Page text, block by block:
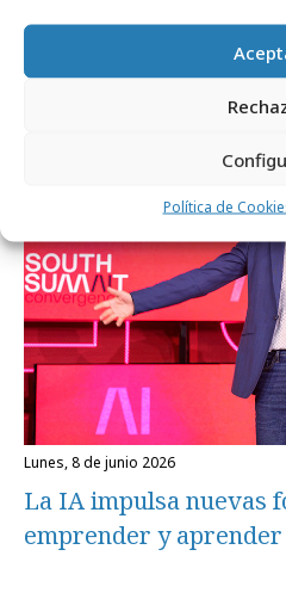
Política de
Volkswagen juega al
llegada de Mourinho
lunes, 8 de junio 2026
La IA impulsa nuevas
emprender y aprender